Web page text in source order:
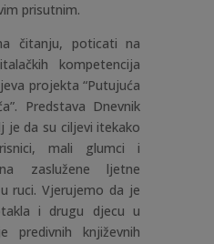
prisutnim.
čitanju, poticati na
kompetencija
projekta “Putujuća
Predstava Dnevnik
je da su ciljevi itekako
mali glumci i
zaslužene ljetne
ruci. Vjerujemo da je
i drugu djecu u
predivnih književnih